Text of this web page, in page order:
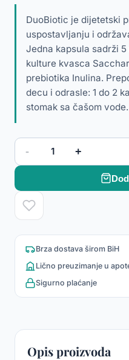
DuoBiotic je dijetetski
uspostavljanju i
Jedna kapsula sadrži
kulture kvasca
prebiotika Inulina.
decu i odrasle: 1 do 2
stomak sa čašom vode.
- 1 +
Brza dostava širom BiH
Lično preuzimanje u
Sigurno plaćanje
Opis proizvoda